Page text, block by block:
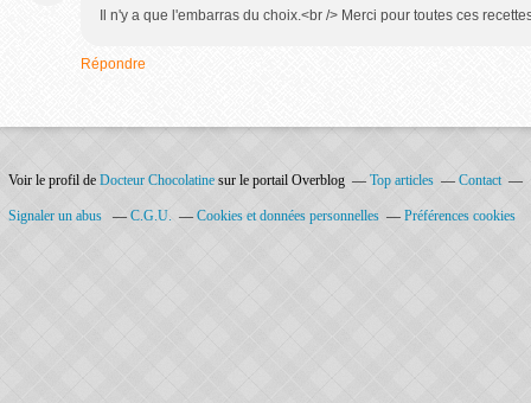
Il n'y a que l'embarras du choix.<br /> Merci pour toutes ces
Répondre
Voir le profil de Docteur Chocolatine sur le portail Overblog Top articles Contact
Signaler un abus C.G.U. Cookies et données personnelles Préférences cookies